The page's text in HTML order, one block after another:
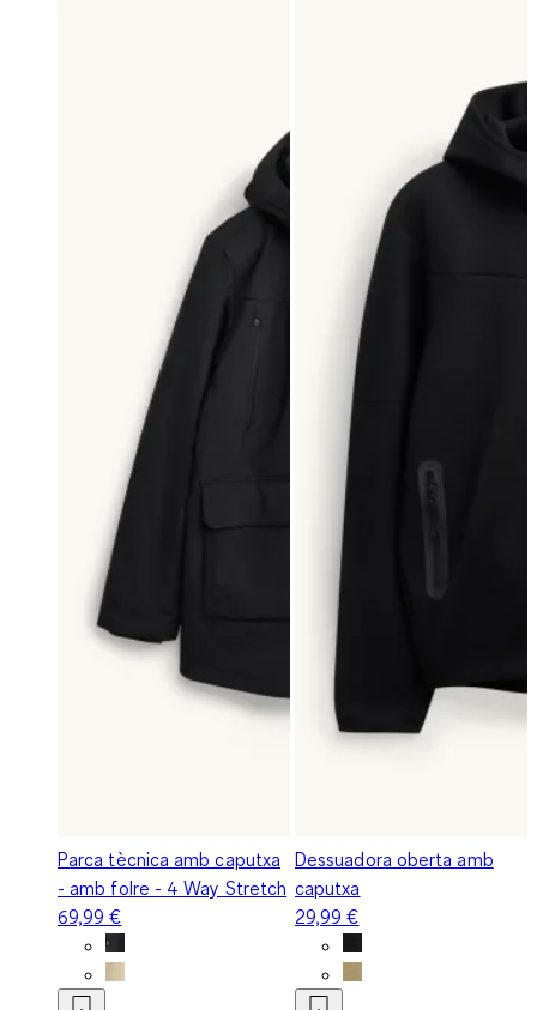
Parca tècnica amb caputxa
- amb folre - 4 Way Stretch
69,99 €
Dessuadora oberta amb
caputxa
29,99 €